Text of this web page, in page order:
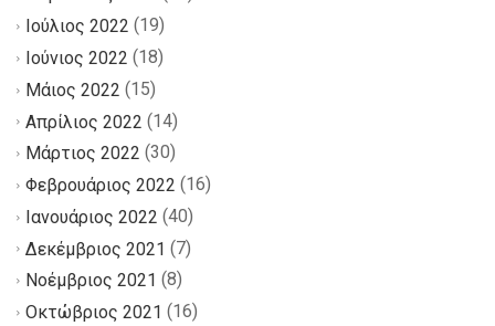
Ιούλιος 2022 (19)
Ιούνιος 2022 (18)
Μάιος 2022 (15)
Απρίλιος 2022 (14)
Μάρτιος 2022 (30)
Φεβρουάριος 2022 (16)
Ιανουάριος 2022 (40)
Δεκέμβριος 2021 (7)
Νοέμβριος 2021 (8)
Οκτώβριος 2021 (16)